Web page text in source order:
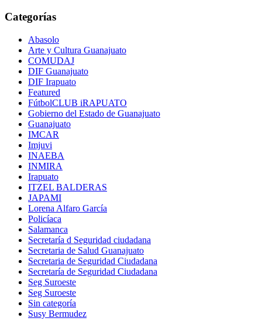
Categorías
Abasolo
Arte y Cultura Guanajuato
COMUDAJ
DIF Guanajuato
DIF Irapuato
Featured
FútbolCLUB iRAPUATO
Gobierno del Estado de Guanajuato
Guanajuato
IMCAR
Imjuvi
INAEBA
INMIRA
Irapuato
ITZEL BALDERAS
JAPAMI
Lorena Alfaro García
Policíaca
Salamanca
Secretaría d Seguridad ciudadana
Secretaria de Salud Guanajuato
Secretaria de Seguridad Ciudadana
Secretaría de Seguridad Ciudadana
Seg Suroeste
Seg Suroeste
Sin categoría
Susy Bermudez